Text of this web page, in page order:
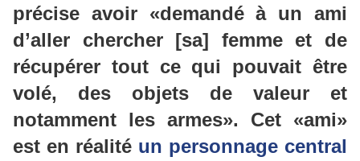
précise avoir «demandéà un ami
d’aller chercher [sa] femme et de
récupérer tout ce qui pouvait être
volé, des objets de valeur et
notamment les armes». Cet «ami»
est en réalité un personnage central